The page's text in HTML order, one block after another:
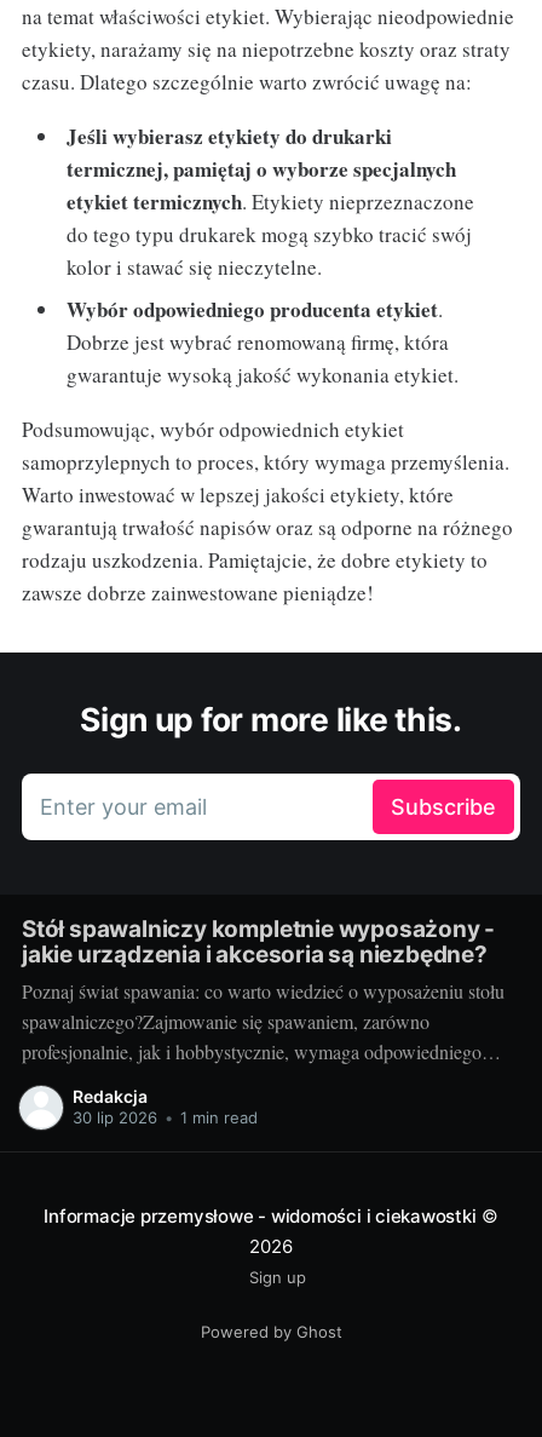
na temat właściwości etykiet. Wybierając nieodpowiednie
etykiety, narażamy się na niepotrzebne koszty oraz straty
czasu. Dlatego szczególnie warto zwrócić uwagę na:
Jeśli wybierasz etykiety do drukarki
termicznej, pamiętaj o wyborze specjalnych
etykiet termicznych. Etykiety nieprzeznaczone
do tego typu drukarek mogą szybko tracić swój
kolor i stawać się nieczytelne.
Wybór odpowiedniego producenta etykiet.
Dobrze jest wybrać renomowaną firmę, która
gwarantuje wysoką jakość wykonania etykiet.
Podsumowując, wybór odpowiednich etykiet
samoprzylepnych to proces, który wymaga przemyślenia.
Warto inwestować w lepszej jakości etykiety, które
gwarantują trwałość napisów oraz są odporne na różnego
rodzaju uszkodzenia. Pamiętajcie, że dobre etykiety to
zawsze dobrze zainwestowane pieniądze!
Sign up for more like this.
Enter your email Subscribe
Stół spawalniczy kompletnie wyposażony -
jakie urządzenia i akcesoria są niezbędne?
Poznaj świat spawania: co warto wiedzieć o wyposażeniu stołu
spawalniczego?Zajmowanie się spawaniem, zarówno
profesjonalnie, jak i hobbystycznie, wymaga odpowiedniego
wyposażenia stołu spawalniczego. Wybór odpowiednich
akcesoriów jest kluczowy dla wydajności i bezpieczeństwa
Przyjrzyjmy się niektórym elementom.
Redakcja
30 lip 2026 • 1 min read
Informacje przemysłowe - widomości i ciekawostki ©
2026
Sign up
Powered by Ghost